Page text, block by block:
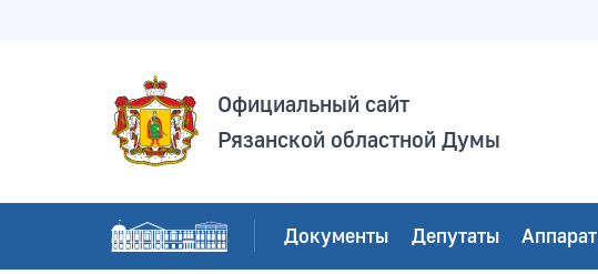
Официальный сайт
Рязанской областной Думы
Документы Депутаты Аппарат